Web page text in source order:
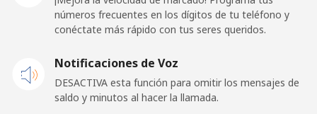
Línea fija ⁦33.9¢⁩
14 min por
números frecuentes en los dígitos de tu teléfono y
conéctate más rápido con tus seres queridos.
Notificaciones de Voz
DESACTIVA esta función para omitir los mensajes de
saldo y minutos al hacer la llamada.